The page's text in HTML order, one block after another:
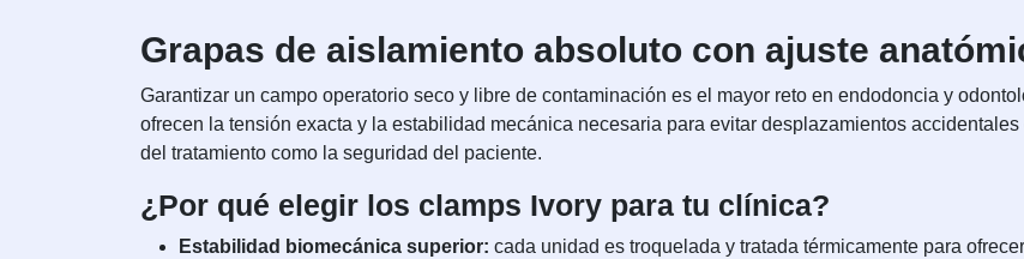
Grapas de aislamiento absoluto con ajuste
Garantizar un campo operatorio seco y libre de contaminación es el mayor reto en endodoncia y
ofrecen la tensión exacta y la estabilidad mecánica necesaria para evitar desplazamientos
del tratamiento como la seguridad del paciente.
¿Por qué elegir los clamps Ivory para tu clínica?
Estabilidad biomecánica superior: cada unidad es troquelada y tratada térmicamente para